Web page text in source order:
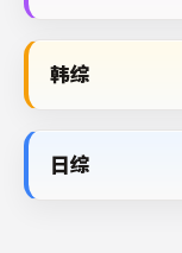
韩综
日综